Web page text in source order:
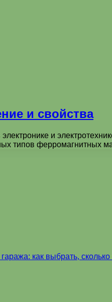
и свойства
и
типов
как выбрать,